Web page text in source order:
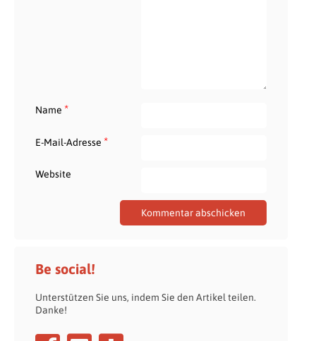
Name *
E-Mail-Adresse *
Website
Be social!
Unterstützen Sie uns, indem Sie den Artikel teilen.
Danke!